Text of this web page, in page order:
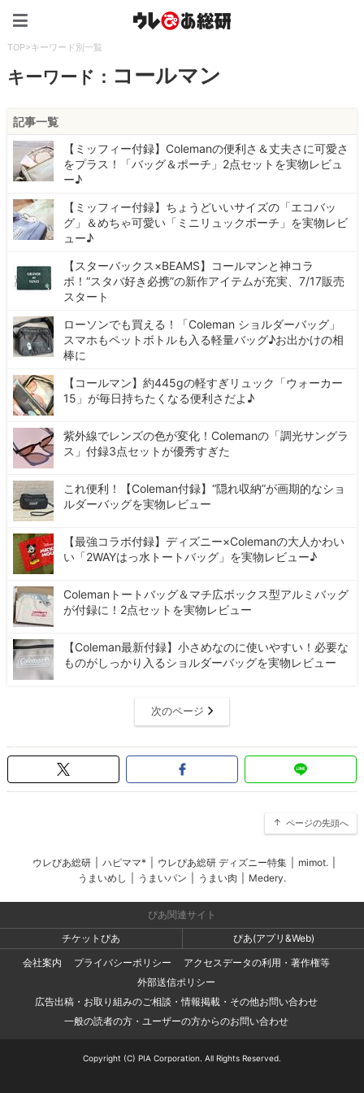
TOP>キーワード別一覧
キーワード： コールマン
記事一覧
【ミッフィー付録】Colemanの便利さ＆丈夫さに可愛さ
をプラス！「バッグ＆ポーチ」2点セットを実物レビュ
ー♪
【ミッフィー付録】ちょうどいいサイズの「エコバッ
グ」＆めちゃ可愛い「ミニリュックポーチ」を実物レビ
ュー♪
【スターバックス×BEAMS】コールマンと神コラ
ボ！“スタバ好き必携”の新作アイテムが充実、7/17販売
スタート
ローソンでも買える！「Coleman ショルダーバッグ」
スマホもペットボトルも入る軽量バッグ♪お出かけの相
棒に
【コールマン】約445gの軽すぎリュック「ウォーカー
15」が毎日持ちたくなる便利さだよ♪
紫外線でレンズの色が変化！Colemanの「調光サングラ
ス」付録3点セットが優秀すぎた
これ便利！【Coleman付録】“隠れ収納”が画期的なショ
ルダーバッグを実物レビュー
【最強コラボ付録】ディズニー×Colemanの大人かわい
い「2WAYはっ水トートバッグ」を実物レビュー♪
Colemanトートバッグ＆マチ広ボックス型アルミバッグ
が付録に！2点セットを実物レビュー
【Coleman最新付録】小さめなのに使いやすい！必要な
ものがしっかり入るショルダーバッグを実物レビュー
次のページ
ページの先頭へ
ウレぴあ総研 ハピママ* ウレぴあ総研 ディズニー特集 mimot.
うまいめし
うまいパン うまい肉 Medery.
ぴあ関連サイト
チケットぴあ
ぴあ(アプリ&Web)
会社案内
プライバシーポリシー
アクセスデータの利用・著作権等
外部送信ポリシー
広告出稿・お取り組みのご相談・情報掲載・その他お問い合わせ
一般の読者の方・ユーザーの方からのお問い合わせ
Copyright (C) PIA Corporation. All Rights Reserved.